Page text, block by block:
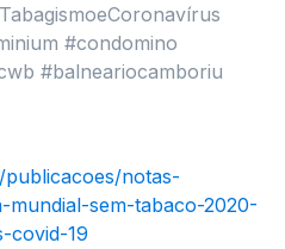
#condomino
#balneariocamboriu
notas-
mundial-sem-tabaco-2020-
covid-19